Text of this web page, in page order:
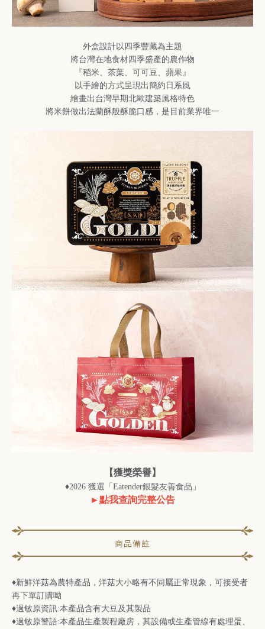
外盒設計以四季豐藏為主題
將台灣在地食材四季盛產的農作物
『稻米、茶葉、可可豆、蘋果』
以手繪的方式呈現出簡約日系風
繪畫出台灣早期北歐建築風格特色
將米餅做出法蘭酥般酥脆口感，是目前業界唯一
【獲獎榮譽】
♦2026 獲選「Eatender銀髮友善食品」
►點我查詢完整公告
商品備註
♦新鮮洋菇為農特產品，洋菇大小略有不同屬正常現象，可接受者
再下單訂購呦
♦過敏原資訊:本產品含有大豆及其製品
♦過敏原警語:本產品生產製程廠房，其設備或生產管線有處理蛋、